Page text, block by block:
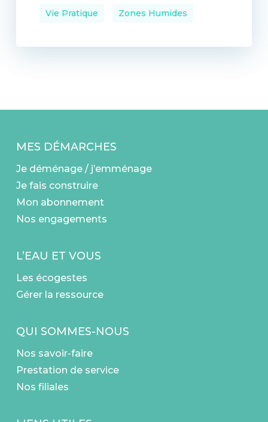
Vie Pratique Zones Humides
MES DÉMARCHES
Je déménage / j’emménage
Je fais construire
Mon abonnement
Nos engagements
L’EAU ET VOUS
Les écogestes
Gérer la ressource
QUI SOMMES-NOUS
Nos savoir-faire
Prestation de service
Nos filiales